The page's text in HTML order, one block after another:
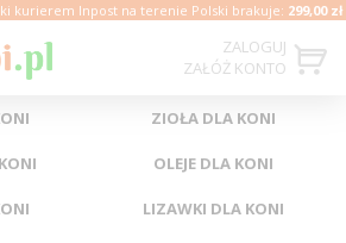
ZALOGUJ
ZAŁÓŻ KONTO
kurierem Inpost na terenie Polski brakuje: 299,00 zł
ZIOŁA DLA KONI
OLEJE DLA KONI
LIZAWKI DLA KONI